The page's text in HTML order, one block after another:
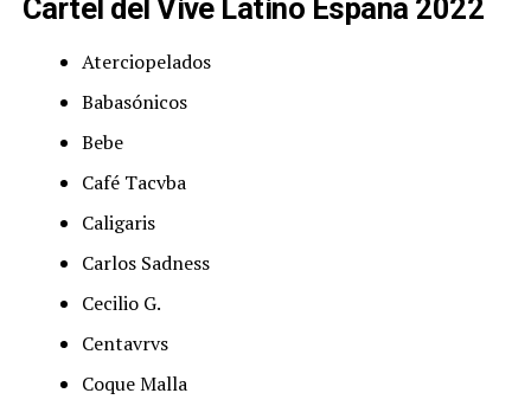
Cartel del Vive Latino España 2022
Aterciopelados
Babasónicos
Bebe
Café Tacvba
Caligaris
Carlos Sadness
Cecilio G.
Centavrvs
Coque Malla